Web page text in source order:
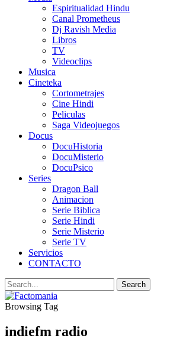
Espiritualidad Hindu
Canal Prometheus
Dj Ravish Media
Libros
TV
Videoclips
Musica
Cineteka
Cortometrajes
Cine Hindi
Peliculas
Saga Videojuegos
Docus
DocuHistoria
DocuMisterio
DocuPsico
Series
Dragon Ball
Animacion
Serie Biblica
Serie Hindi
Serie Misterio
Serie TV
Servicios
CONTACTO
Browsing Tag
indiefm radio